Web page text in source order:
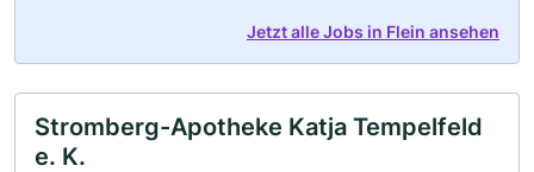
Jetzt alle Jobs in Flein ansehen
Stromberg-Apotheke Katja Tempelfeld
e. K.